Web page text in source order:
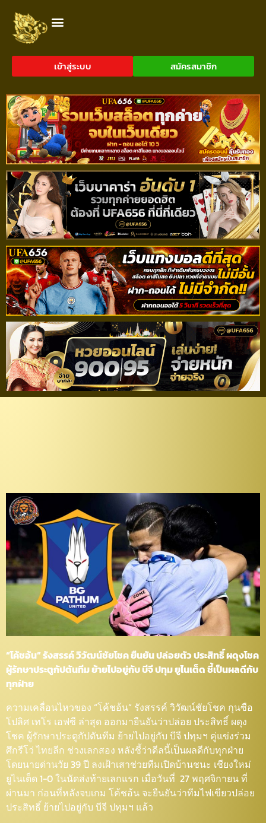
เข้าสู่ระบบ สมัครสมาชิก
“โค้ชอ้น” รังสรรค์ วิวัฒน์ชัยโชค ยืนยัน ปล่อยตัว ประสิทธิ์ ผดุงโชค
ผู้รักษาประตูกัปตันทีม ย้ายไปอยู่กับ บีจี ปทุม ยูไนเต็ด ชี้เป็นผลดีกับ
ทุกฝ่าย
ความเคลื่อนไหวของ “โค้ชอ้น” รังสรรค์ วิวัฒน์ชัยโชค กุนซือ
โปลิศ เทโร เอฟซี ล่าสุด ออกมายืนยันว่าปล่อย ประสิทธิ์ ผดุง
โชค ผู้รักษาประตูกัปตันทีม ย้ายไปอยู่กับ บีจี ปทุมฯ คู่แข่งร่วม
ศึกรีโว่ ไทยลีก ช่วงเลกสอง หลังชี้ว่าดีลนี้เป็นผลดีกับทุกฝ่าย
โดยนายด่านวัย 39 ปี ลงเฝ้าเสาช่วยทีมเปิดบ้านชนะ เชียงใหม่
ยูไนเต็ด 1-0 ในนัดส่งท้ายเลกแรก เมื่อวันที่ 27 พฤศจิกายน ที่
ผ่านมา ก่อนที่หลังจบเกม โค้ชอ้น จะยืนยันว่าทีมไฟเขียวปล่อย
ประสิทธิ์ ย้ายไปอยู่กับ บีจี ปทุมฯ แล้ว